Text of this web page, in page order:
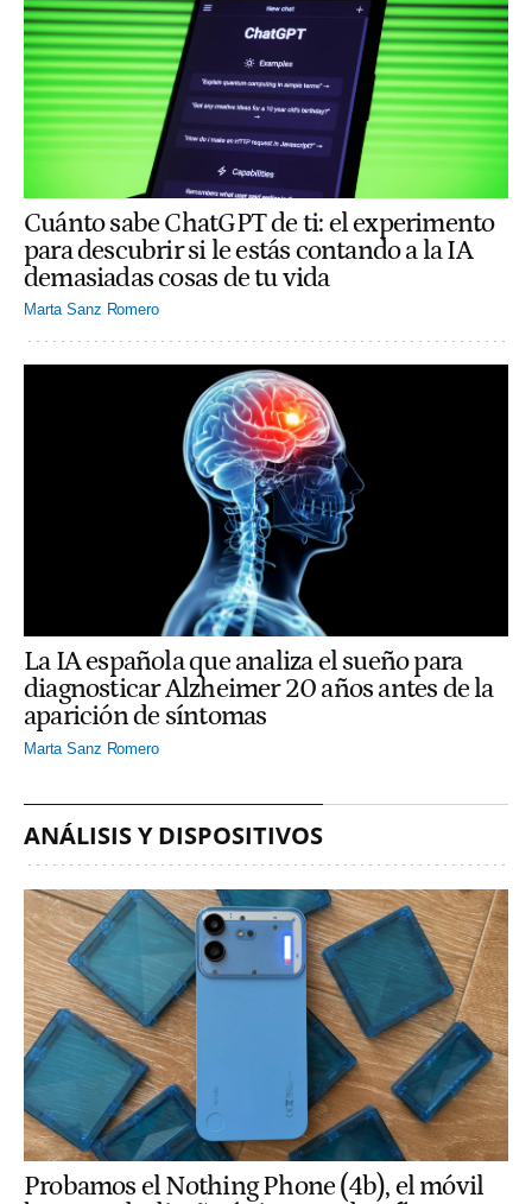
Cuánto sabe ChatGPT de ti: el experimento
para descubrir si le estás contando a la IA
demasiadas cosas de tu vida
Marta Sanz Romero
La IA española que analiza el sueño para
diagnosticar Alzheimer 20 años antes de la
aparición de síntomas
Marta Sanz Romero
ANÁLISIS Y DISPOSITIVOS
Probamos el Nothing Phone (4b), el móvil